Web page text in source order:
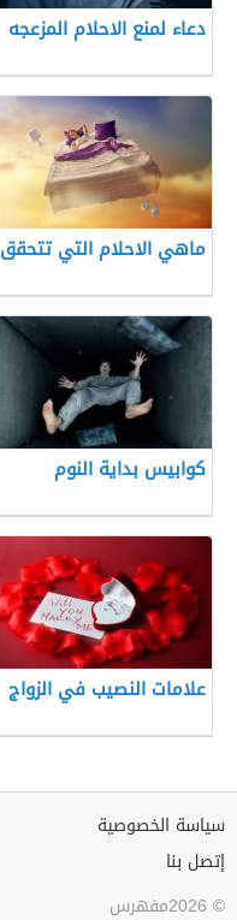
دعاء لمنع الاحلام المزعجه
ماهي الاحلام التي تتحقق
كوابيس بداية النوم
علامات النصيب في الزواج
سياسة الخصوصية
إتصل بنا
© 2026مفهرس